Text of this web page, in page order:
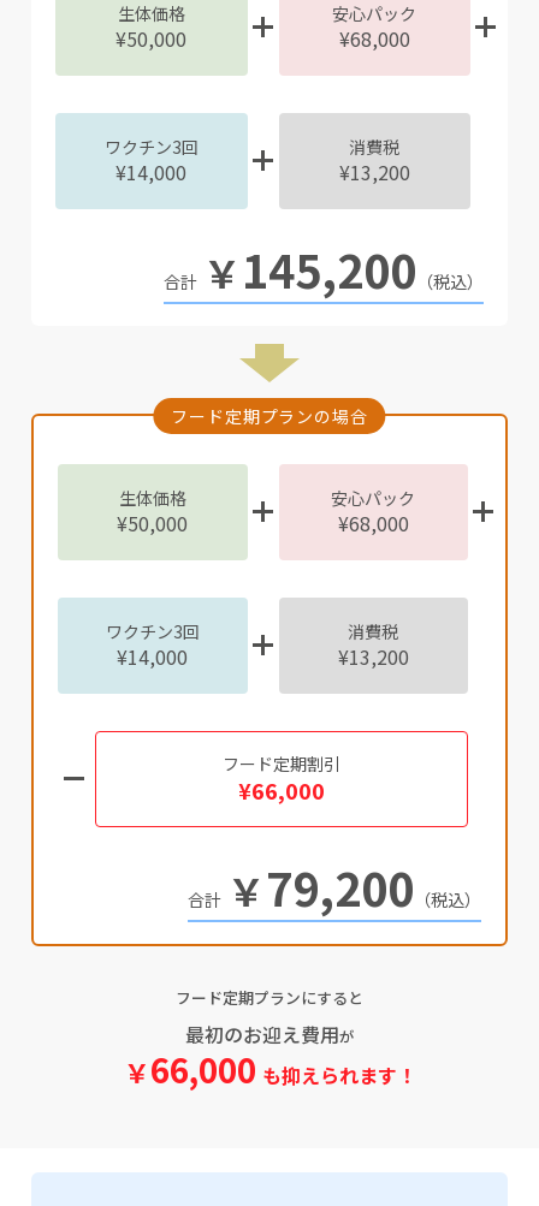
生体価格
¥50,000
安心パック
¥68,000
ワクチン3回
¥14,000
消費税
¥13,200
￥145,200 （税込）
フード定期プランの場合
生体価格
¥50,000
安心パック
¥68,000
ワクチン3回
¥14,000
消費税
¥13,200
フード定期割引
¥66,000
￥79,200 （税込）
フード定期プランにすると
最初のお迎え費用が
￥66,000 も抑えられます！